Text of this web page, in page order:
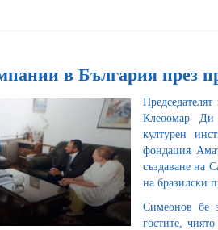
в България през
Клеоомар Ди
културен
фондация
създаване на
на бразилски
Симеонов бе
гостите,